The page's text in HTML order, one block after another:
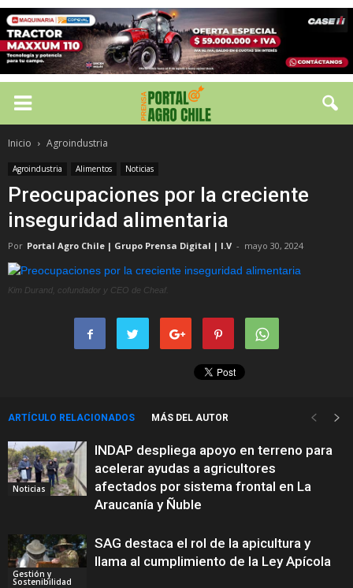
Inicio Agroindustria
Agroindustria Alimentos Noticias
Preocupaciones por la creciente
inseguridad alimentaria
Por Portal Agro Chile | Grupo Prensa Digital | I.V - mayo 30, 2024
Kim Durand, cofundador y CEO de Cheaf.
ARTÍCULO RELACIONADOS MÁS DEL AUTOR
Noticias
INDAP despliega apoyo en terreno para
acelerar ayudas a agricultores
afectados por sistema frontal en La
Araucanía y Ñuble
Gestión y
Sostenibilidad
SAG destaca el rol de la apicultura y
llama al cumplimiento de la Ley Apícola